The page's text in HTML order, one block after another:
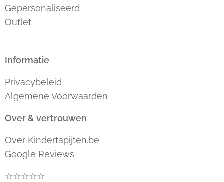
Gepersonaliseerd
Outlet
Informatie
Privacybeleid
Algemene Voorwaarden
Over & vertrouwen
Over Kindertapijten.be
Google Reviews
☆☆☆☆☆